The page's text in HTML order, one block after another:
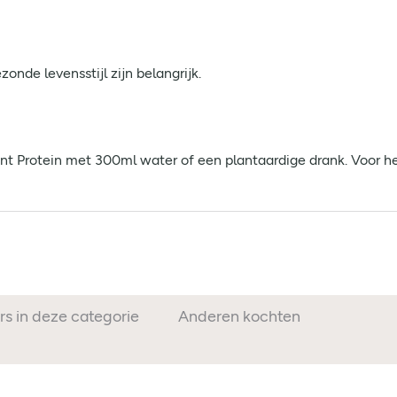
levensstijl zijn belangrijk.
Protein met 300ml water of een plantaardige drank. Voor
in deze categorie Anderen kochten ook